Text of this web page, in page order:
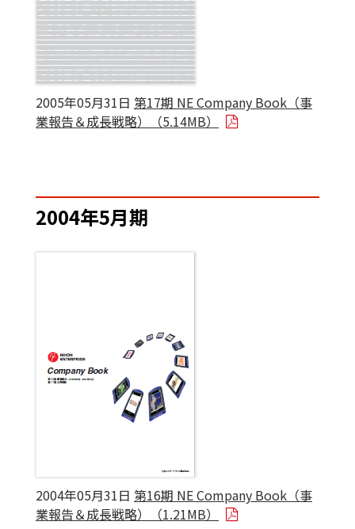
2005年05月31日 第17期 NE Company Book（事
業報告＆成長戦略）（5.14MB）
2004年5月期
2004年05月31日 第16期 NE Company Book（事
業報告＆成長戦略）（1.21MB）